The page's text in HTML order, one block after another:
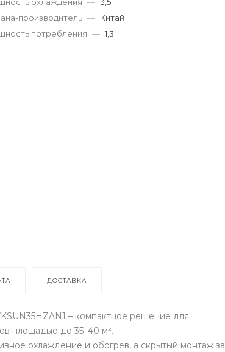
производитель — Китай
потребления — 1,3
ДОСТАВКА
– компактное решение для
площадью до 35–40 м².
охлаждение и обогрев, а скрытый монтаж за